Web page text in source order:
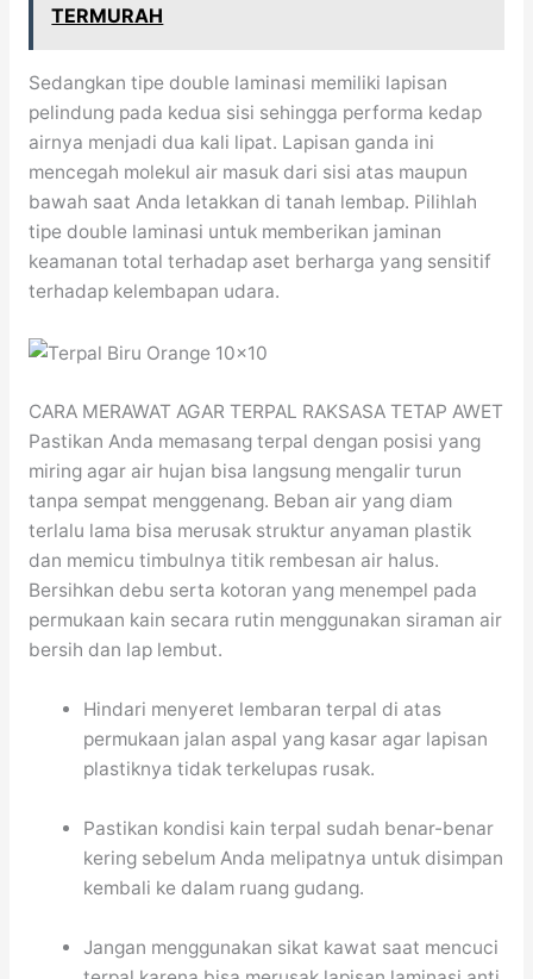
TERMURAH
Sedangkan tipe double laminasi memiliki lapisan
pelindung pada kedua sisi sehingga performa kedap
airnya menjadi dua kali lipat. Lapisan ganda ini
mencegah molekul air masuk dari sisi atas maupun
bawah saat Anda letakkan di tanah lembap. Pilihlah
tipe double laminasi untuk memberikan jaminan
keamanan total terhadap aset berharga yang sensitif
terhadap kelembapan udara.
CARA MERAWAT AGAR TERPAL RAKSASA TETAP AWET
Pastikan Anda memasang terpal dengan posisi yang
miring agar air hujan bisa langsung mengalir turun
tanpa sempat menggenang. Beban air yang diam
terlalu lama bisa merusak struktur anyaman plastik
dan memicu timbulnya titik rembesan air halus.
Bersihkan debu serta kotoran yang menempel pada
permukaan kain secara rutin menggunakan siraman air
bersih dan lap lembut.
Hindari menyeret lembaran terpal di atas
permukaan jalan aspal yang kasar agar lapisan
plastiknya tidak terkelupas rusak.
Pastikan kondisi kain terpal sudah benar-benar
kering sebelum Anda melipatnya untuk disimpan
kembali ke dalam ruang gudang.
Jangan menggunakan sikat kawat saat mencuci